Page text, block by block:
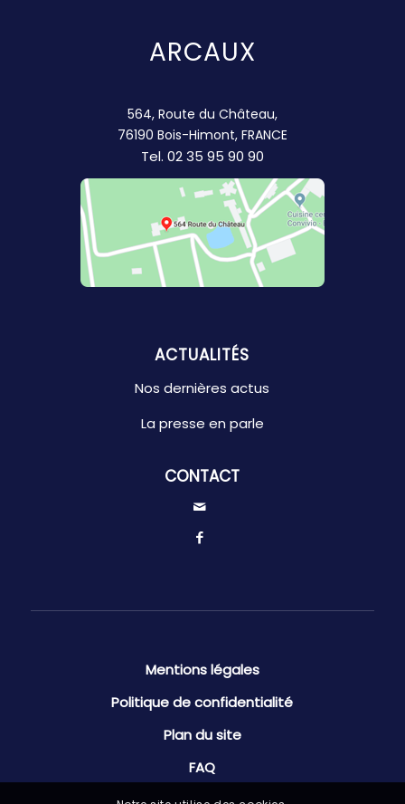
ARCAUX
564, Route du Château,
76190 Bois-Himont, FRANCE
Tel. 02 35 95 90 90
ACTUALITÉS
Nos dernières actus
La presse en parle
CONTACT
Mentions légales
Politique de confidentialité
Plan du site
FAQ